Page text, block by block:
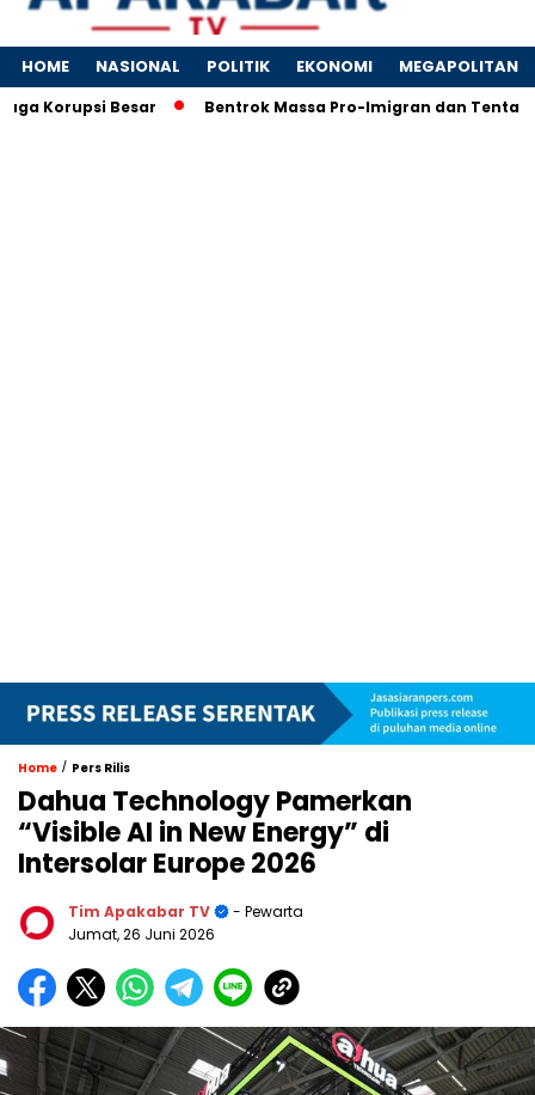
HOME NASIONAL POLITIK EKONOMI MEGAPOLITAN
Besar Bentrok Massa Pro-Imigran dan Tentara AS
Home / Pers Rilis
Dahua Technology Pamerkan
“Visible AI in New Energy” di
Intersolar Europe 2026
Tim Apakabar TV
- Pewarta
Jumat, 26 Juni 2026